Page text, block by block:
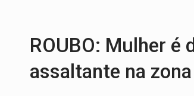
ROUBO: Mulher é
assaltante na